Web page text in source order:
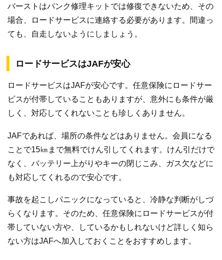
バーストはパンク修理キットでは修復できないため、その
場合、ロードサービスに連絡する必要があります。間違っ
ても、自走しないようにしましょう。
ロードサービスはJAFが安心
ロードサービスはJAFが安心です。任意保険にロードサー
ビスが付帯していることもありますが、意外にも条件が厳
しく、対応してくれないことも珍しくありません。
JAFであれば、場所の条件などはありません。会員になる
ことで15㎞まで無料でけん引してくれます。けん引だけで
なく、バッテリー上がりやキーの閉じこみ、ガス欠などに
も対応してくれるので安心です。
事故を起こしパニックになっていると、冷静な判断がしづ
らくなります。そのため、任意保険にロードサービスが付
帯していない方や、しているかもしれないけど詳しく知ら
ない方はJAFへ加入しておくことをおすすめします。